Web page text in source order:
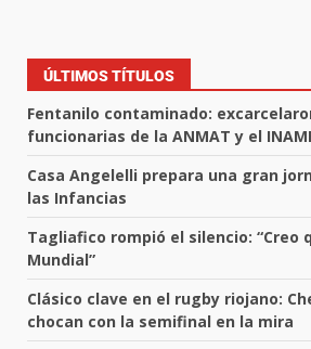
ÚLTIMOS TÍTULOS
Fentanilo contaminado:
funcionarias de la ANMAT y el
Casa Angelelli prepara una gran
las Infancias
Tagliafico rompió el silencio: “Creo
Mundial”
Clásico clave en el rugby riojano:
chocan con la semifinal en la mira